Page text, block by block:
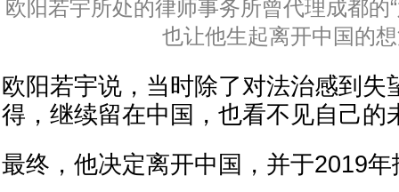
欧阳若宇所处的律师事务所曾代理成都的
也让他生起离开中国的
欧阳若宇说，当时除了对法治感到失
得，继续留在中国，也看不见自己的
最终，他决定离开中国，并于2019